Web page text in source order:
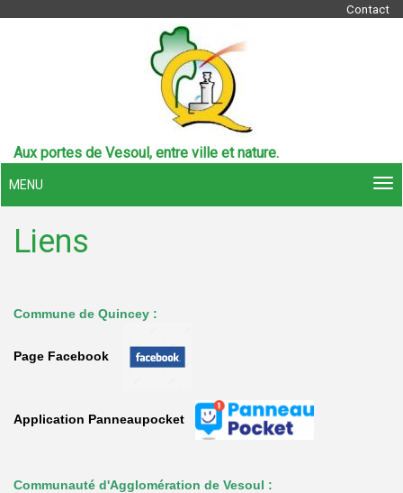
Contact
Aux portes de Vesoul, entre ville et nature.
MENU
Liens
Commune de Quincey :
Page Facebook
Application Panneaupocket
Communauté d'Agglomération de Vesoul :